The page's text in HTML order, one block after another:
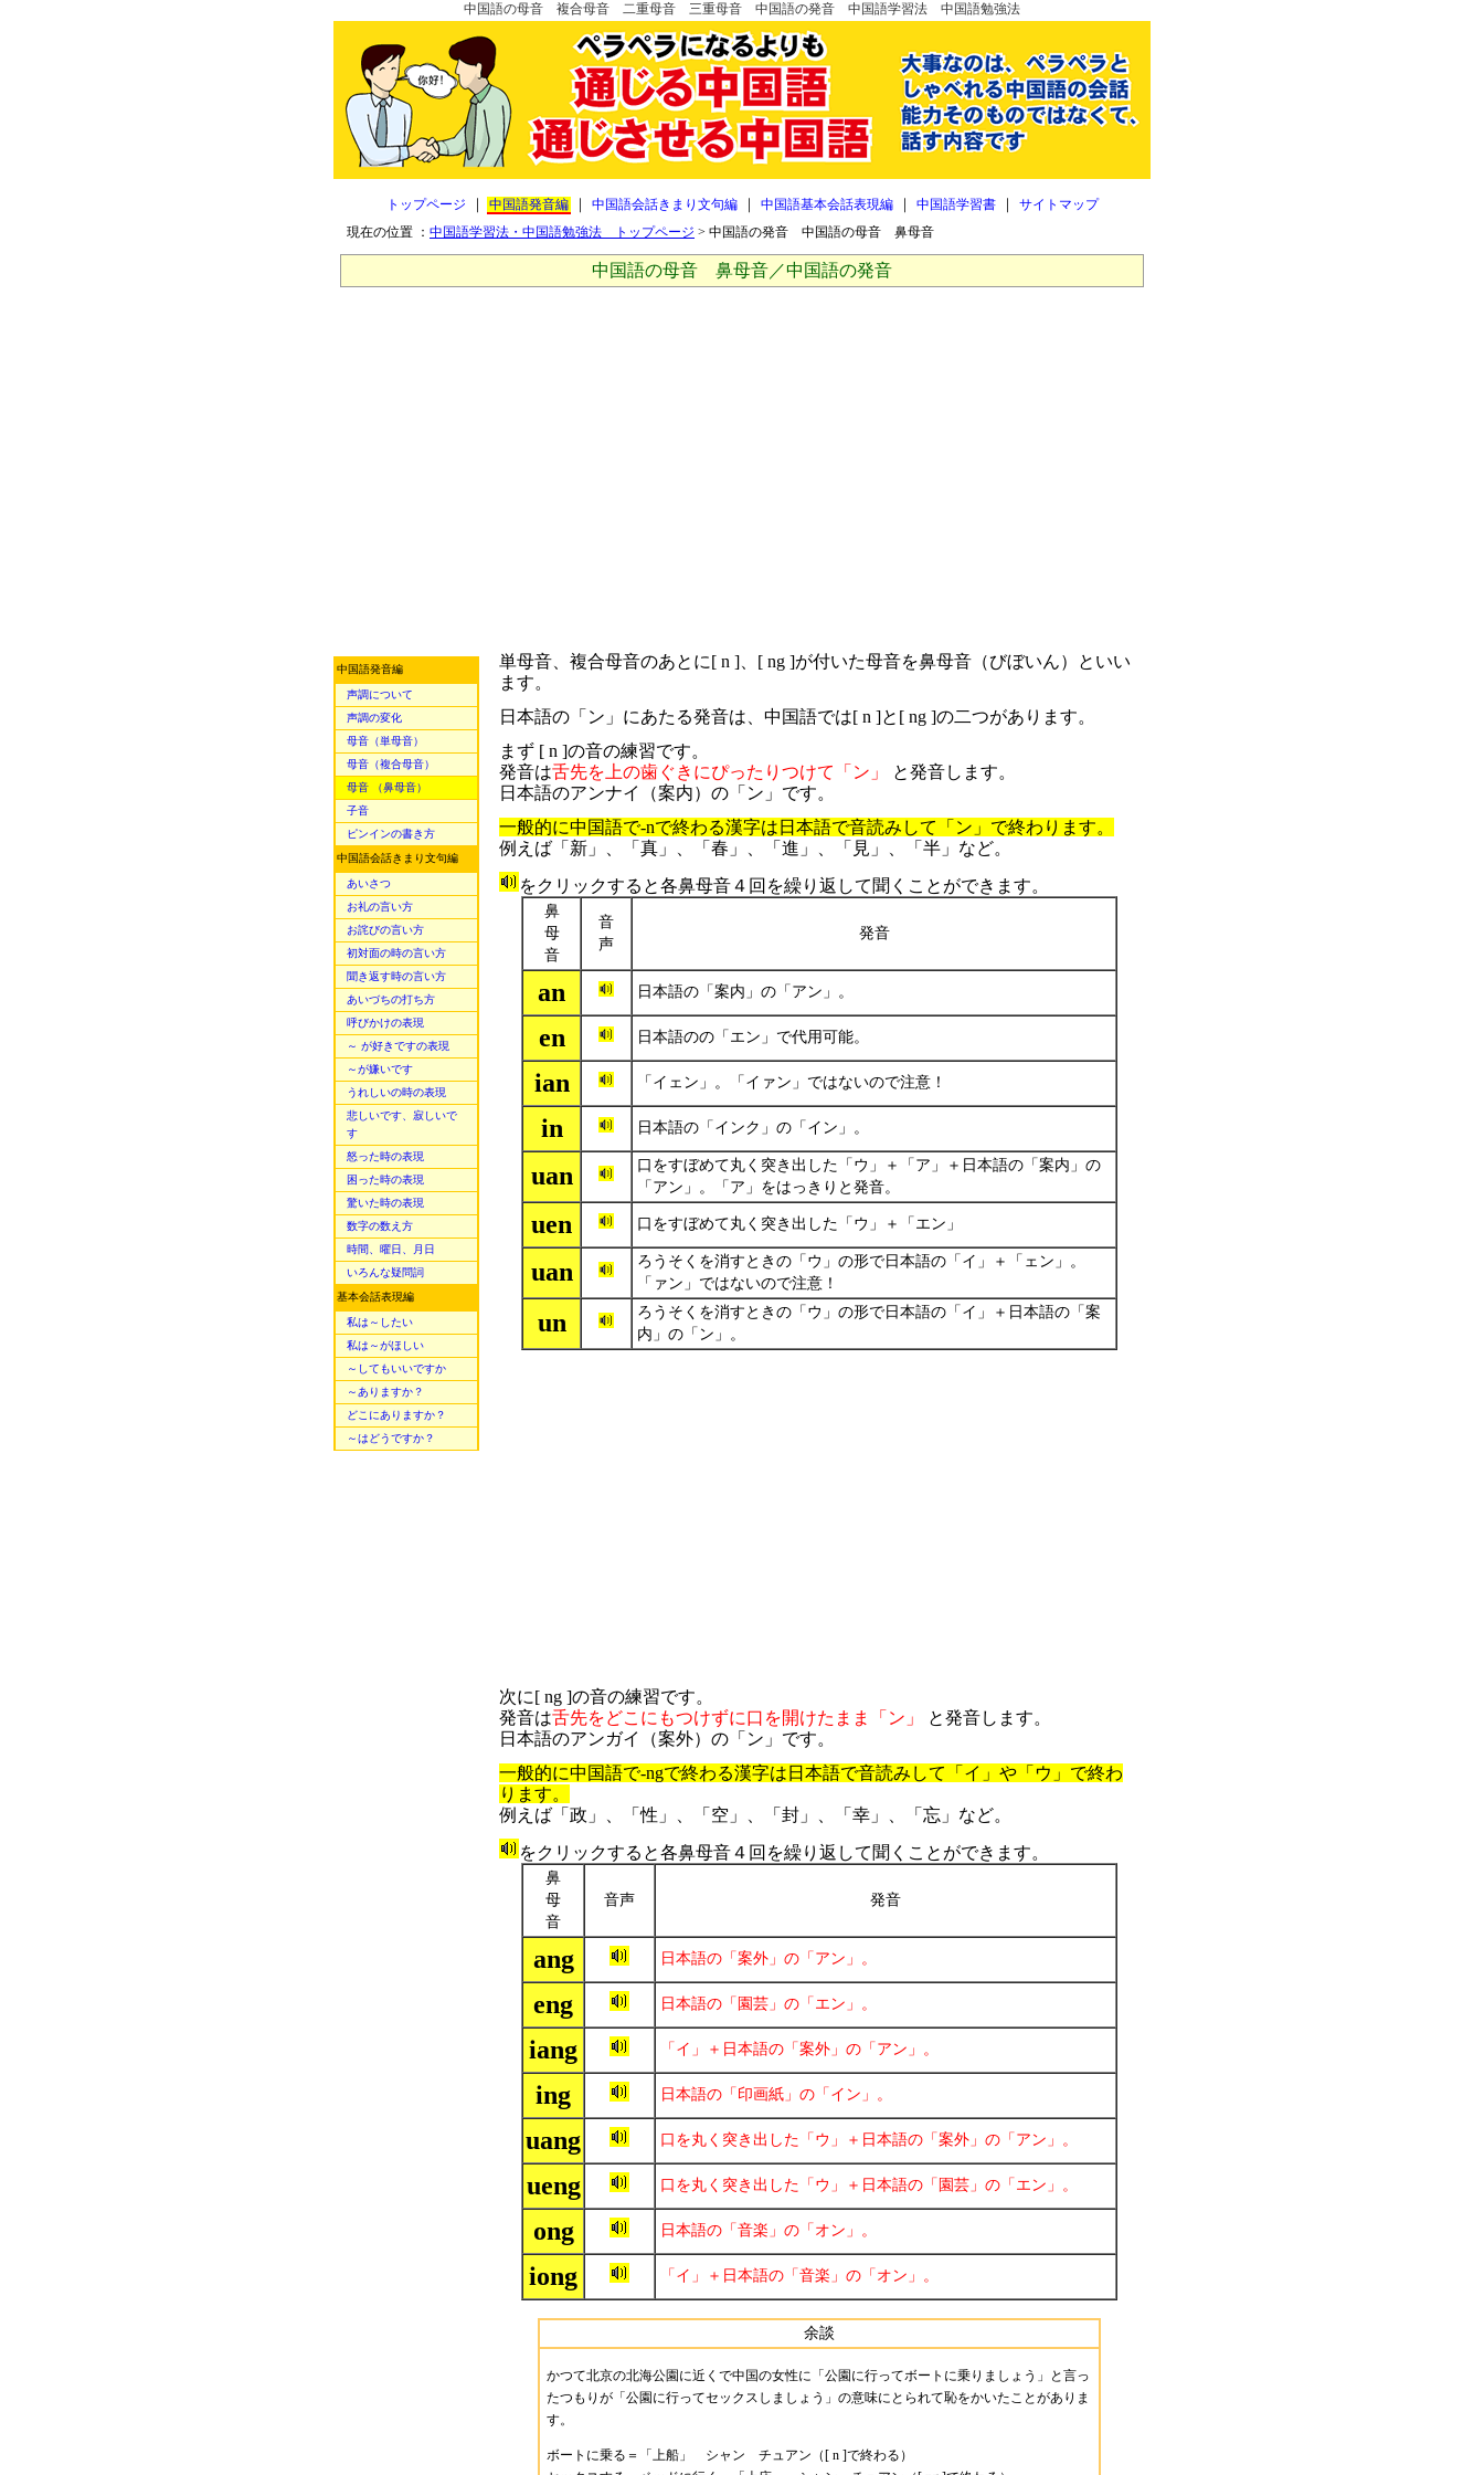
中国語の母音 複合母音 二重母音 三重母音 中国語の発音 中国語学習法 中国語勉強法
トップページ ｜ 中国語発音編 ｜ 中国語会話きまり文句編 ｜ 中国語基本会話表現編 ｜ 中国語学習書 ｜
サイトマップ
現在の位置 ： 中国語学習法・中国語勉強法 トップページ > 中国語の発音 中国語の母音 鼻母音
中国語の母音 鼻母音／中国語の発音
中国語発音編
声調について
声調の変化
母音（単母音）
母音（複合母音）
母音 （鼻母音）
子音
ピンインの書き方
中国語会話きまり文句編
あいさつ
お礼の言い方
お詫びの言い方
初対面の時の言い方
聞き返す時の言い方
あいづちの打ち方
呼びかけの表現
～ が好きですの表現
～が嫌いです
うれしいの時の表現
悲しいです、寂しいで
す
怒った時の表現
困った時の表現
驚いた時の表現
数字の数え方
時間、曜日、月日
いろんな疑問詞
基本会話表現編
私は～したい
私は～がほしい
～してもいいですか
～ありますか？
どこにありますか？
～はどうですか？
単母音、複合母音のあとに[ n ]、[ ng ]が付いた母音を鼻母音（びぼいん）といい
ます。
日本語の「ン」にあたる発音は、中国語では[ n ]と[ ng ]の二つがあります。
まず [ n ]の音の練習です。
発音は舌先を上の歯ぐきにぴったりつけて「ン」
と発音します。
日本語のアンナイ（案内）の「ン」です。
一般的に中国語で-nで終わる漢字は日本語で音読みして「ン」で終わります。
例えば「新」、「真」、「春」、「進」、「見」、「半」など。
をクリックすると各鼻母音４回を繰り返して聞くことができます。
鼻
母
音
音
声
発音
an 日本語の「案内」の「アン」。
en 日本語のの「エン」で代用可能。
ian 「イェン」。「イァン」ではないので注意！
in 日本語の「インク」の「イン」。
uan
口をすぼめて丸く突き出した「ウ」＋「ア」＋日本語の「案内」の
「アン」。
「ア」をはっきりと発音。
uen 口をすぼめて丸く突き出した「ウ」＋「エン」
uan
ろうそくを消すときの「ウ」の形で日本語の「イ」＋「ェン」。
「ァン」ではないので注意！
un
ろうそくを消すときの「ウ」の形で日本語の「イ」＋日本語の「案
内」の「ン」。
次に[ ng ]の音の練習です。
発音は舌先をどこにもつけずに口を開けたまま「ン」
と発音します。
日本語のアンガイ（案外）の「ン」です。
一般的に中国語で-ngで終わる漢字は日本語で音読みして「イ」や「ウ」で終わ
ります。
例えば「政」、「性」、「空」、「封」、「幸」、「忘」など。
をクリックすると各鼻母音４回を繰り返して聞くことができます。
鼻
母
音
音声 発音
ang 日本語の「案外」の「アン」。
eng 日本語の「園芸」の「エン」。
iang 「イ」＋日本語の「案外」の「アン」。
ing 日本語の「印画紙」の「イン」。
uang 口を丸く突き出した「ウ」＋日本語の「案外」の「アン」。
ueng 口を丸く突き出した「ウ」＋日本語の「園芸」の「エン」。
ong 日本語の「音楽」の「オン」。
iong 「イ」＋日本語の「音楽」の「オン」。
余談
かつて北京の北海公園に近くで中国の女性に「公園に行ってボートに乗りましょう」と言っ
たつもりが「公園に行ってセックスしましょう」の意味にとられて恥をかいたことがありま
す。
ボートに乗る＝「上船」 シャン チュアン（[ n ]で終わる）